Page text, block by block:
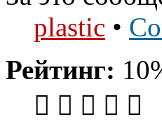
plastic •
Рейтинг: